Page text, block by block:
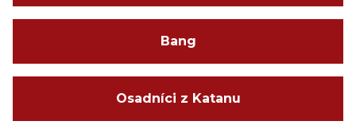
Bang
Osadníci z Katanu